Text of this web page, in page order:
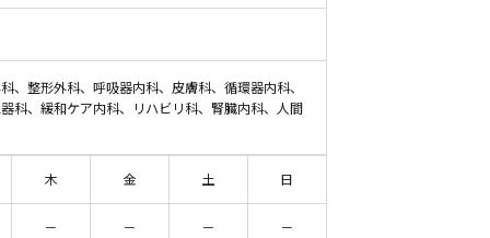
、整形外科、呼吸器内科、皮膚科、循環器内科、
科、緩和ケア内科、リハビリ科、腎臓内科、人間
木 金 土 日
－ － － －